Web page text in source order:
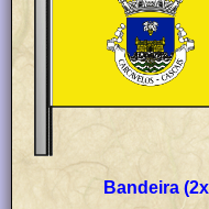
Bandeira